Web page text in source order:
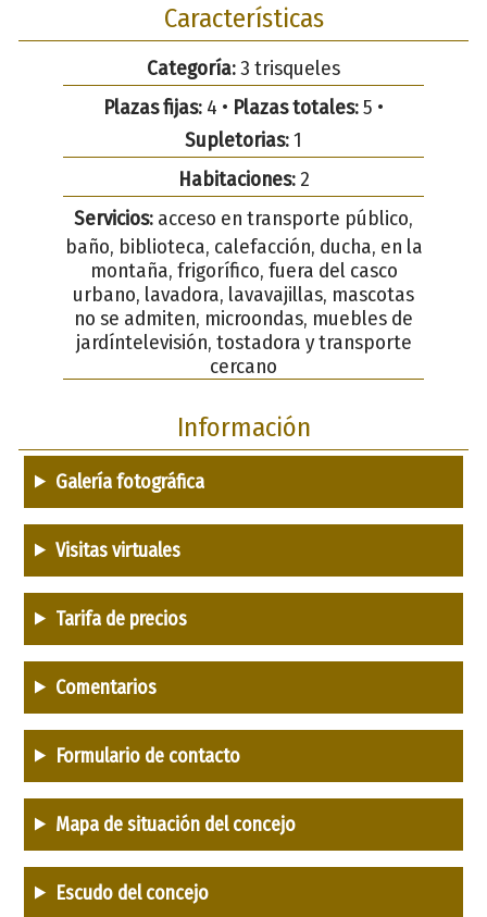
Características
Categoría:3 trisqueles
Plazas fijas: 4 • Plazas totales:5 •
Supletorias:1
Habitaciones:2
Servicios: acceso en transporte público,
baño, biblioteca, calefacción, ducha, en la
montaña, frigorífico, fuera del casco
urbano, lavadora, lavavajillas, mascotas
no se admiten, microondas, muebles de
jardíntelevisión, tostadora y transporte
cercano
Información
Galería fotográfica
Visitas virtuales
Tarifa de precios
Comentarios
Formulario de contacto
Mapa de situación del concejo
Escudo del concejo